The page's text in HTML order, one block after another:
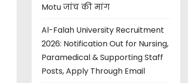
Motu जांच की मांग
Al-Falah University Recruitment
2026: Notification Out for Nursing,
Paramedical & Supporting Staff
Posts, Apply Through Email